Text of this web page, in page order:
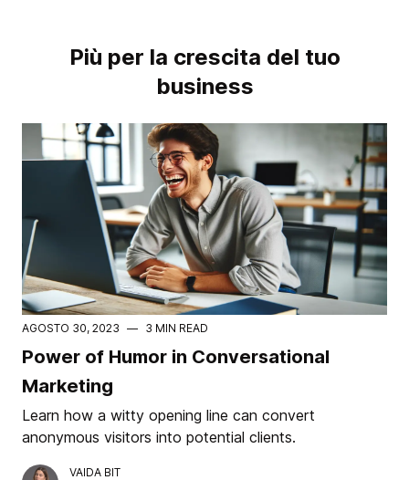
Più per la crescita del tuo
business
AGOSTO 30, 2023 — 3 MIN READ
Power of Humor in Conversational
Marketing
Learn how a witty opening line can convert
anonymous visitors into potential clients.
VAIDA BIT